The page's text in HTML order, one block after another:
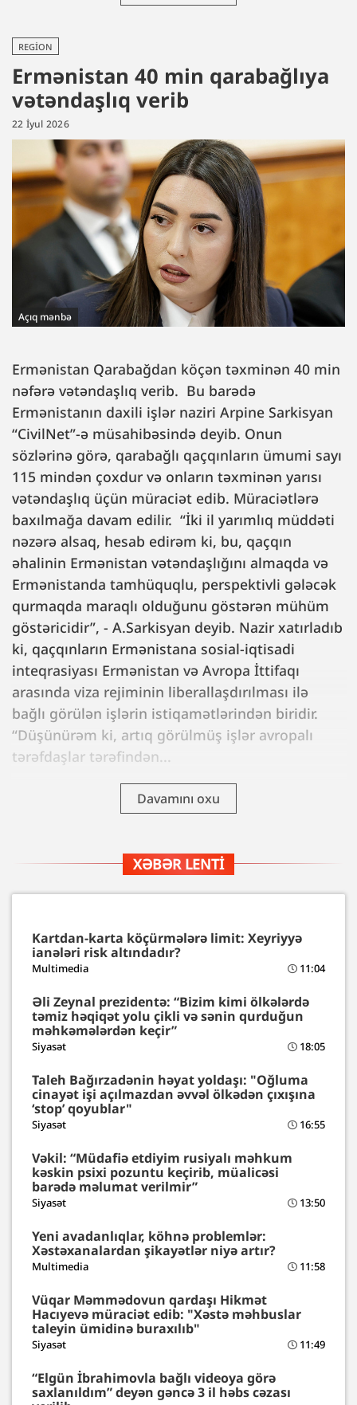
REGION
Ermənistan 40 min qarabağlıya
vətəndaşlıq verib
22 İyul 2026
Açıq mənbə
Ermənistan Qarabağdan köçən təxminən 40 min
nəfərə vətəndaşlıq verib. Bu barədə
Ermənistanın daxili işlər naziri Arpine Sarkisyan
“CivilNet”-ə müsahibəsində deyib. Onun
sözlərinə görə, qarabağlı qaçqınların ümumi sayı
115 mindən çoxdur və onların təxminən yarısı
vətəndaşlıq üçün müraciət edib. Müraciətlərə
baxılmağa davam edilir. “İki il yarımlıq müddəti
nəzərə alsaq, hesab edirəm ki, bu, qaçqın
əhalinin Ermənistan vətəndaşlığını almaqda və
Ermənistanda tamhüquqlu, perspektivli gələcək
qurmaqda maraqlı olduğunu göstərən mühüm
göstəricidir”, - A.Sarkisyan deyib. Nazir xatırladıb
ki, qaçqınların Ermənistana sosial-iqtisadi
inteqrasiyası Ermənistan və Avropa İttifaqı
arasında viza rejiminin liberallaşdırılması ilə
bağlı görülən işlərin istiqamətlərindən biridir.
“Düşünürəm ki, artıq görülmüş işlər avropalı
tərəfdaşlar tərəfindən...
Davamını oxu
XƏBƏR LENTI
Kartdan-karta köçürmələrə limit: Xeyriyyə
ianələri risk altındadır?
Multimedia 11:04
Əli Zeynal prezidentə: “Bizim kimi ölkələrdə
təmiz həqiqət yolu çikli və sənin qurduğun
məhkəmələrdən keçir”
Siyasət 18:05
Taleh Bağırzadənin həyat yoldaşı: "Oğluma
cinayət işi açılmazdan əvvəl ölkədən çıxışına
‘stop’ qoyublar"
Siyasət 16:55
Vəkil: “Müdafiə etdiyim rusiyalı məhkum
kəskin psixi pozuntu keçirib, müalicəsi
barədə məlumat verilmir”
Siyasət 13:50
Yeni avadanlıqlar, köhnə problemlər:
Xəstəxanalardan şikayətlər niyə artır?
Multimedia 11:58
Vüqar Məmmədovun qardaşı Hikmət
Hacıyevə müraciət edib: "Xəstə məhbuslar
taleyin ümidinə buraxılıb"
Siyasət 11:49
“Elgün İbrahimovla bağlı videoya görə
saxlanıldım” deyən gəncə 3 il həbs cəzası